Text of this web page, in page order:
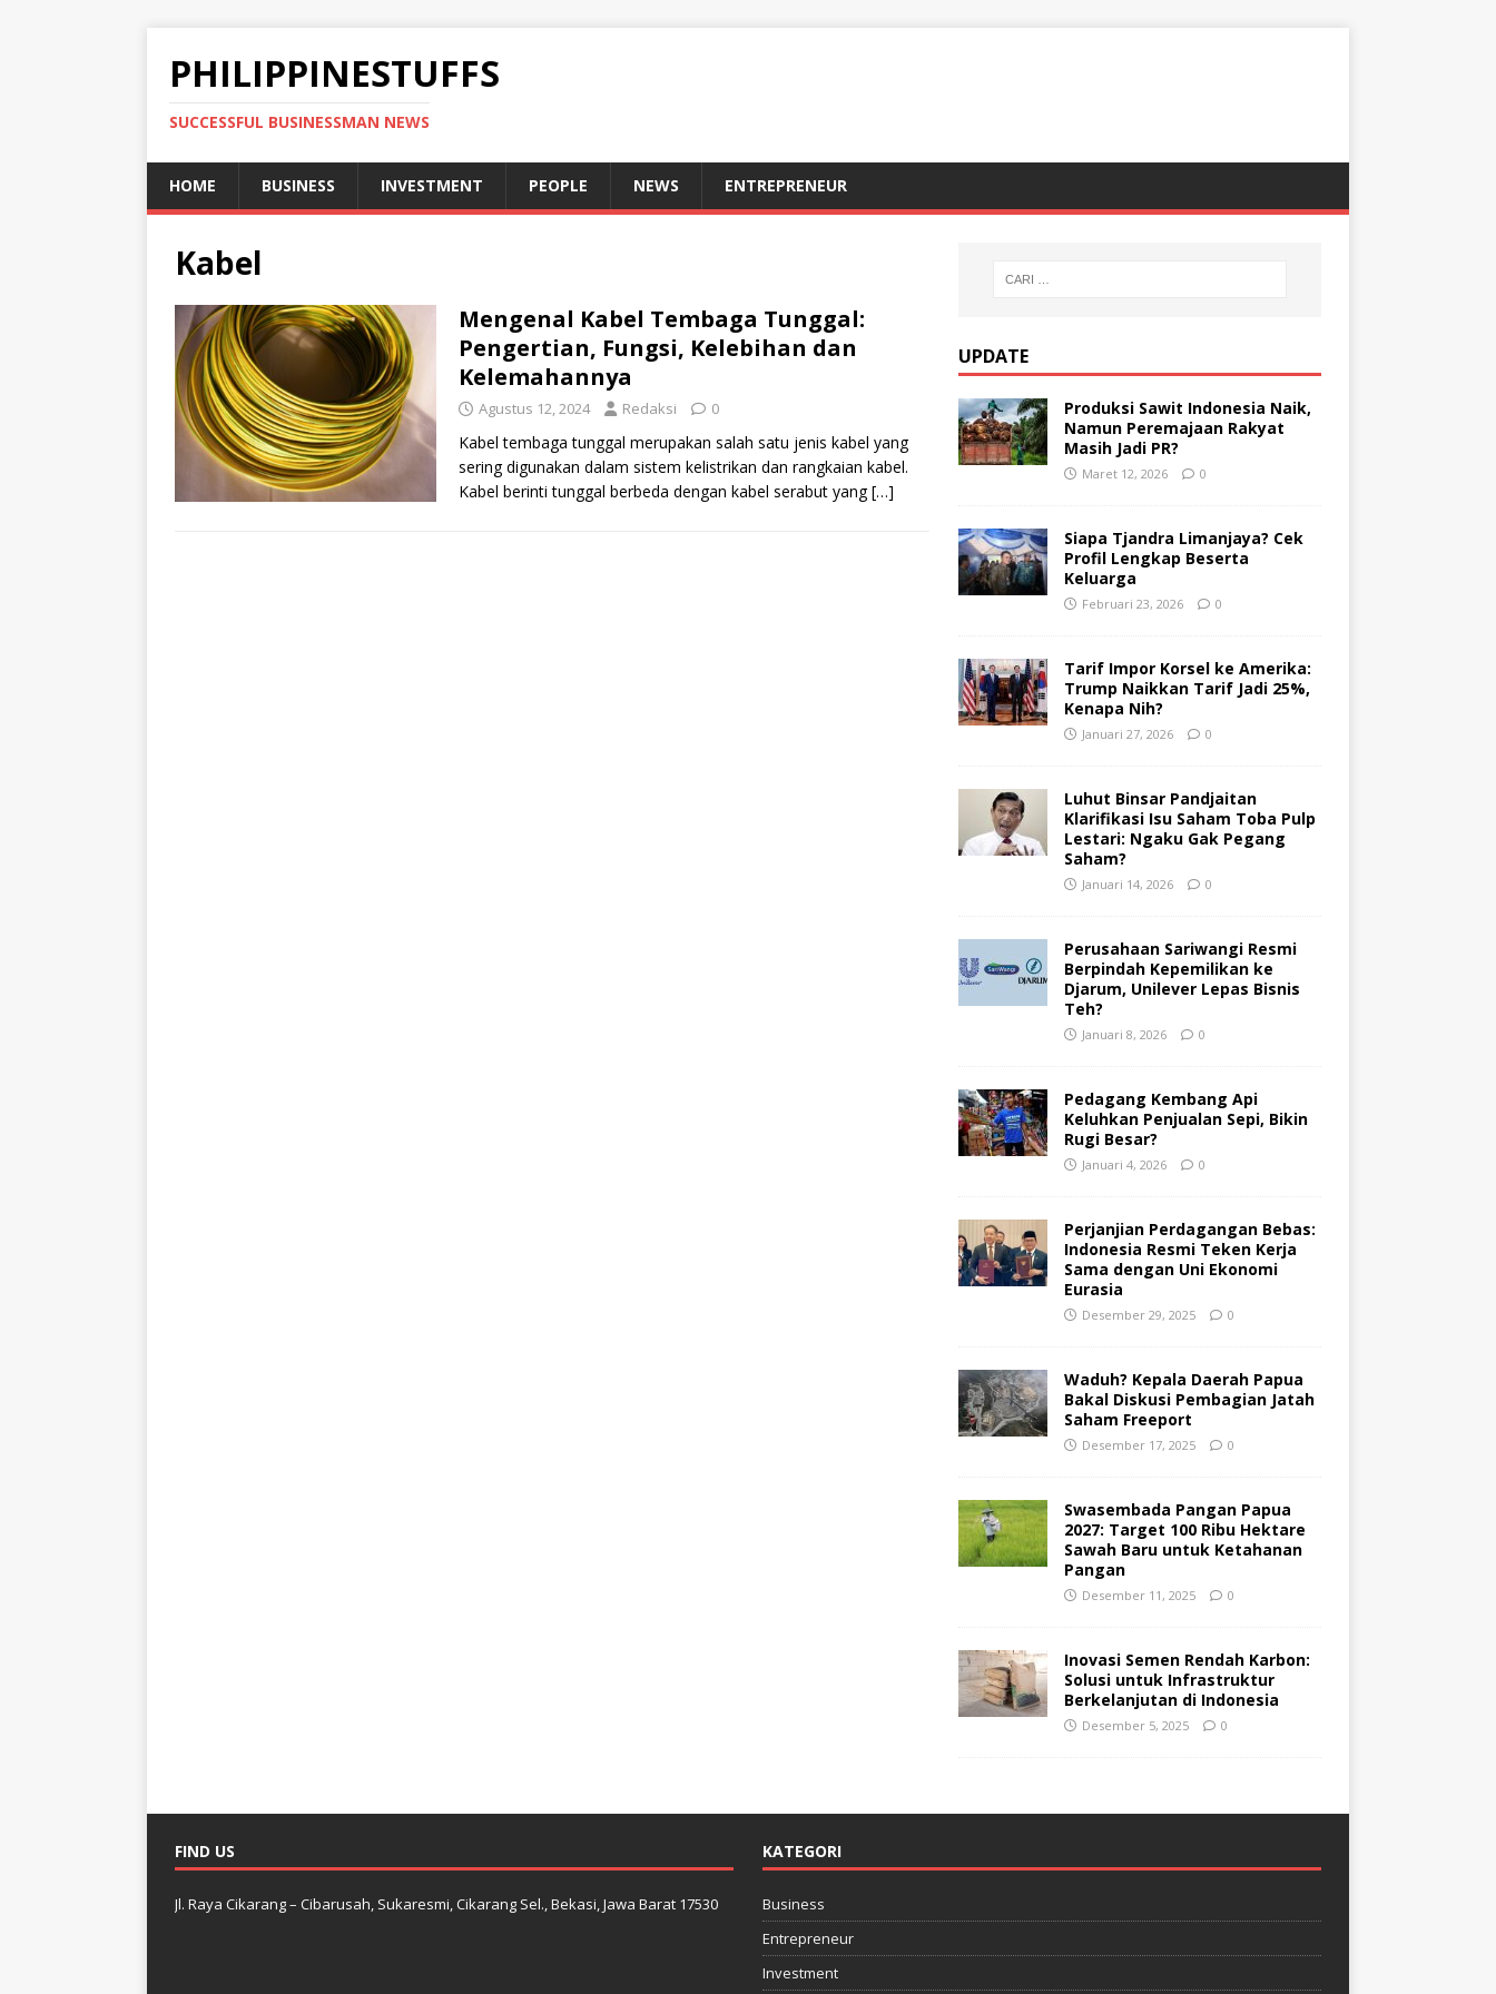
PHILIPPINESTUFFS
SUCCESSFUL BUSINESSMAN NEWS
HOME BUSINESS INVESTMENT PEOPLE NEWS ENTREPRENEUR
Kabel
Mengenal Kabel Tembaga Tunggal:
Pengertian, Fungsi, Kelebihan dan
Kelemahannya
Agustus 12, 2024 Redaksi 0
Kabel tembaga tunggal merupakan salah satu jenis kabel yang
sering digunakan dalam sistem kelistrikan dan rangkaian kabel.
Kabel berinti tunggal berbeda dengan kabel serabut yang[…]
UPDATE
Produksi Sawit Indonesia Naik,
Namun Peremajaan Rakyat
Masih Jadi PR?
Maret 12, 2026 0
Siapa Tjandra Limanjaya? Cek
Profil Lengkap Beserta
Keluarga
Februari 23, 2026 0
Tarif Impor Korsel ke Amerika:
Trump Naikkan Tarif Jadi 25%,
Kenapa Nih?
Januari 27, 2026 0
Luhut Binsar Pandjaitan
Klarifikasi Isu Saham Toba Pulp
Lestari: Ngaku Gak Pegang
Saham?
Januari 14, 2026 0
Perusahaan Sariwangi Resmi
Berpindah Kepemilikan ke
Djarum, Unilever Lepas Bisnis
Teh?
Januari 8, 2026 0
Pedagang Kembang Api
Keluhkan Penjualan Sepi, Bikin
Rugi Besar?
Januari 4, 2026 0
Perjanjian Perdagangan Bebas:
Indonesia Resmi Teken Kerja
Sama dengan Uni Ekonomi
Eurasia
Desember 29, 2025 0
Waduh? Kepala Daerah Papua
Bakal Diskusi Pembagian Jatah
Saham Freeport
Desember 17, 2025 0
Swasembada Pangan Papua
2027: Target 100 Ribu Hektare
Sawah Baru untuk Ketahanan
Pangan
Desember 11, 2025 0
Inovasi Semen Rendah Karbon:
Solusi untuk Infrastruktur
Berkelanjutan di Indonesia
Desember 5, 2025 0
FIND US
Jl. Raya Cikarang – Cibarusah, Sukaresmi, Cikarang Sel., Bekasi, Jawa Barat 17530
KATEGORI
Business
Entrepreneur
Investment